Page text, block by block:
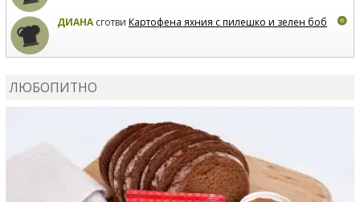
ДИАНАсготви Картофена яхния с пилешко и зелен боб
ЛЮБОПИТНО